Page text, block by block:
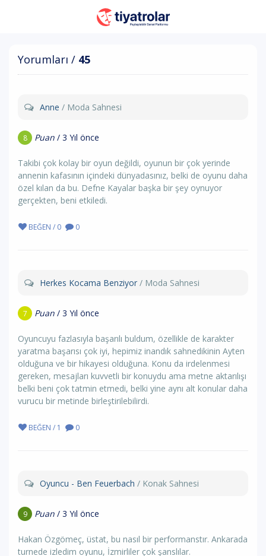
Yorumları / 45
Anne / Moda Sahnesi
8 Puan / 3 Yıl önce
Takibi çok kolay bir oyun değildi, oyunun bir çok yerinde
annenin kafasının içindeki dünyadasınız, belki de oyunu daha
özel kılan da bu. Defne Kayalar başka bir şey oynuyor
gerçekten, beni etkiledi.
BEĞEN / 0 0
Herkes Kocama Benziyor / Moda Sahnesi
7 Puan / 3 Yıl önce
Oyuncuyu fazlasıyla başarılı buldum, özellikle de karakter
yaratma başarısı çok iyi, hepimiz inandık sahnedikinin Ayten
olduğuna ve bir hikayesi olduğuna. Konu da irdelenmesi
gereken, mesajları kuvvetli bir konuydu ama metne aktarılışı
belki beni çok tatmin etmedi, belki yine aynı alt konular daha
vurucu bir metinde birleştirilebilirdi.
BEĞEN / 1 0
Oyuncu - Ben Feuerbach / Konak Sahnesi
9 Puan / 3 Yıl önce
Hakan Özgömeç, üstat, bu nasıl bir performanstır. Ankarada
turnede izledim oyunu, İzmirliler çok şanslılar.